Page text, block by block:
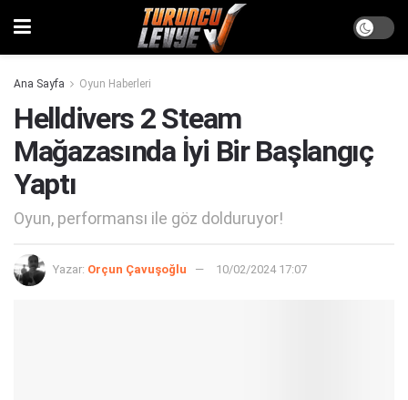
Ana Sayfa Oyun Haberleri
Helldivers 2 Steam
Mağazasında İyi Bir Başlangıç
Yaptı
Oyun, performansı ile göz dolduruyor!
Yazar: Orçun Çavuşoğlu 10/02/2024 17:07